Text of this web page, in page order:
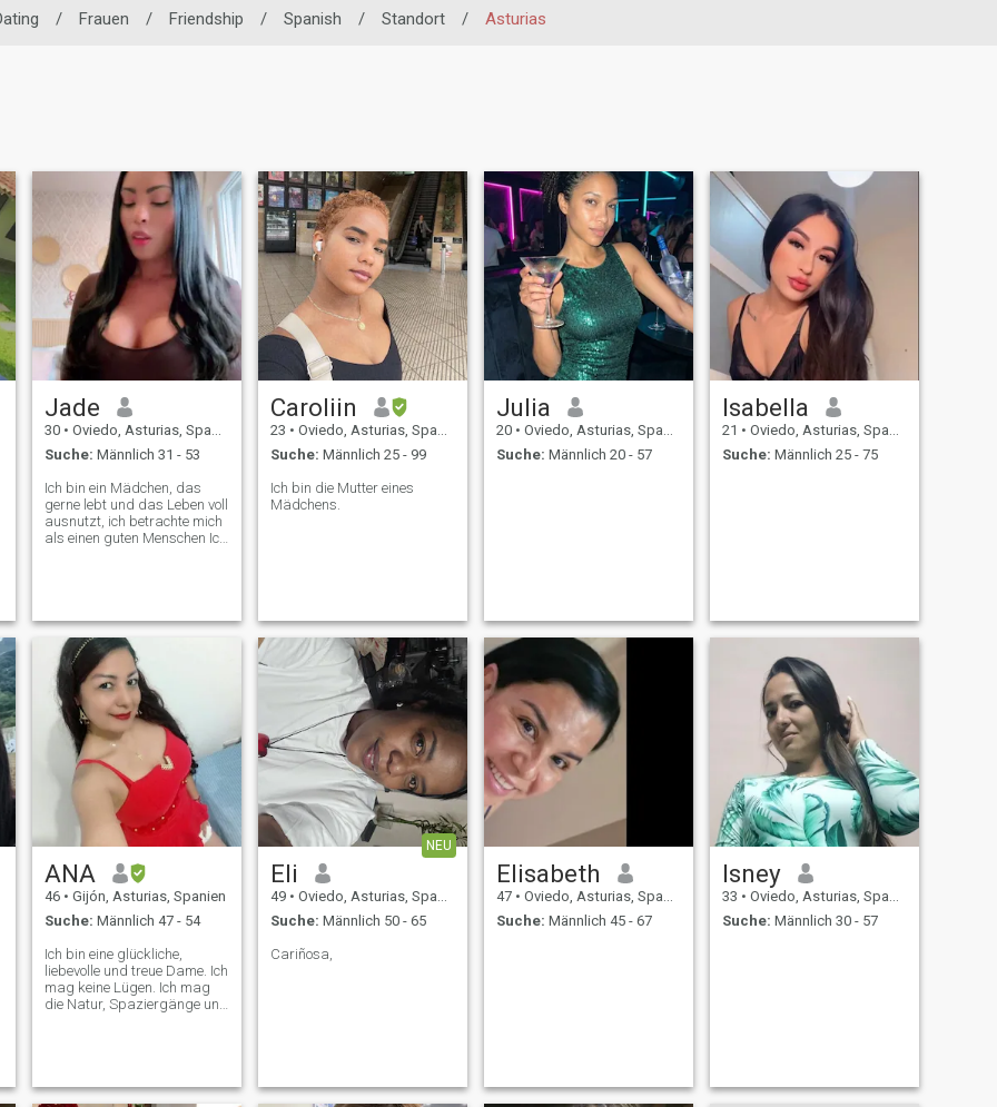
/ Frauen / Friendship / Spanish / Standort / Asturias
Jade
30 • Oviedo, Asturias, Spanien
Suche: Männlich 31 - 53
Ich bin ein Mädchen, das
gerne lebt und das Leben voll
ausnutzt, ich betrachte mich
als einen guten Menschen Ich
und entspannt Leben gute
Ernährung, Lesungen Reisen
kennen verschiedene
Kulturen Ich bin ein wenig
neugierig
Caroliin
23 • Oviedo, Asturias, Spanien
Suche: Männlich 25 - 99
Ich bin die Mutter eines
Mädchens.
Julia
20 • Oviedo, Asturias, Spanien
Suche: Männlich 20 - 57
Isabella
21 • Oviedo, Asturias, Spanien
Suche: Männlich 25 - 75
ANA
46 • Gijón, Asturias, Spanien
Suche: Männlich 47 - 54
Ich bin eine glückliche,
liebevolle und treue Dame. Ich
mag keine Lügen. Ich mag
die Natur, Spaziergänge und
NEU
Eli
49 • Oviedo, Asturias, Spanien
Suche: Männlich 50 - 65
Cariñosa,
Elisabeth
47 • Oviedo, Asturias, Spanien
Suche: Männlich 45 - 67
Isney
33 • Oviedo, Asturias, Spanien
Suche: Männlich 30 - 57